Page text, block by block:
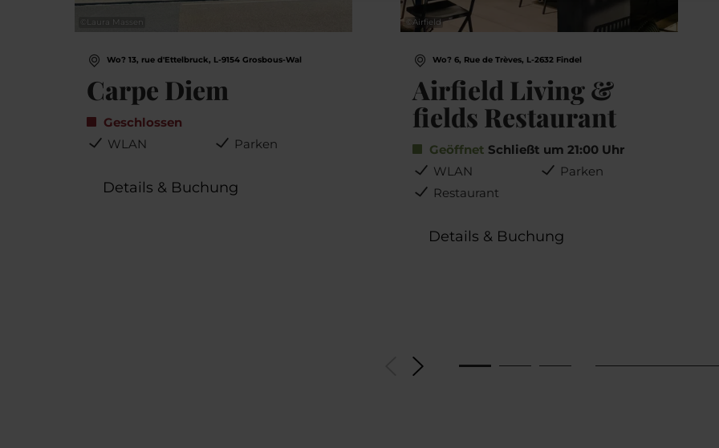
Laura Massen
Wo? 13, rue d'Ettelbruck, L-9154 Grosbous-Wal
Carpe Diem
Geschlossen
WLAN
Parken
Details & Buchung
Airfield
Wo? 6, Rue de Trèves, L-2632 Findel
Airfield Living &
fields Restaurant
Geöffnet Schließt um 21:00 Uhr
WLAN
Parken
Restaurant
Details & Buchung